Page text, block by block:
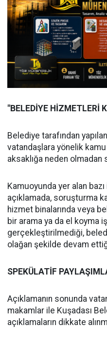
"BELEDİYE HİZMETLERİ
Belediye tarafından
vatandaşlara yönelik
aksaklığa neden
Kamuoyunda yer alan
açıklamada, soruşturma
hizmet binalarında veya
bir arama ya da el koyma
gerçekleştirilmediği,
olağan şekilde devam
SPEKÜLATİF
Açıklamanın sonunda
makamlar ile Kuşadası
açıklamaların dikkate